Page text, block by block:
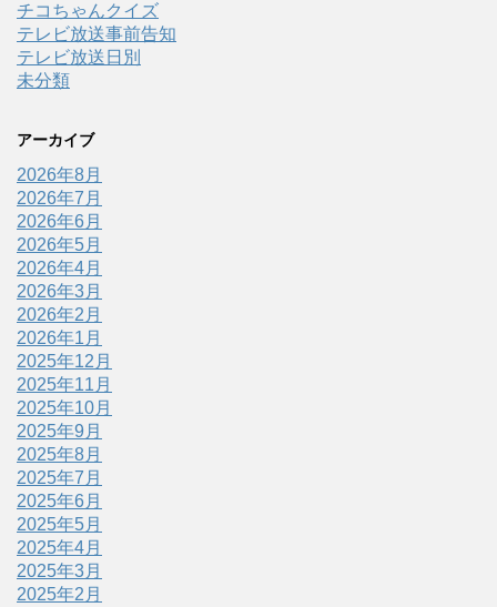
チコちゃんクイズ
テレビ放送事前告知
テレビ放送日別
未分類
アーカイブ
2026年8月
2026年7月
2026年6月
2026年5月
2026年4月
2026年3月
2026年2月
2026年1月
2025年12月
2025年11月
2025年10月
2025年9月
2025年8月
2025年7月
2025年6月
2025年5月
2025年4月
2025年3月
2025年2月